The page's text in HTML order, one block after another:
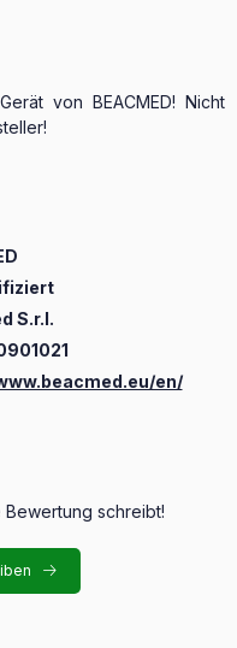
von BEACMED! Nicht
S.r.l.
en/
schreibt!